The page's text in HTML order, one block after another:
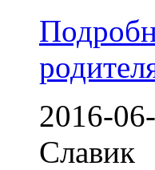
2016-
Славик